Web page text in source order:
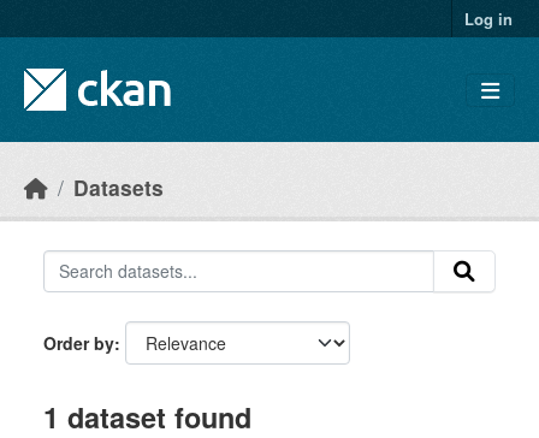
Log in
Datasets
Order by
1 dataset found